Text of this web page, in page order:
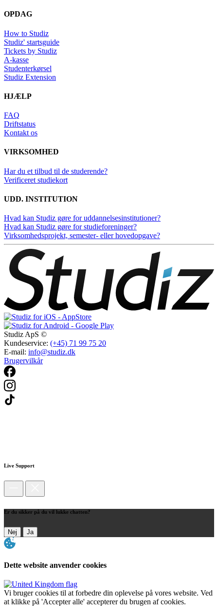
OPDAG
How to Studiz
Studiz' startsguide
Tickets by Studiz
A-kasse
Studenterkørsel
Studiz Extension
HJÆLP
FAQ
Driftstatus
Kontakt os
VIRKSOMHED
Har du et tilbud til de studerende?
Verificeret studiekort
UDD. INSTITUTION
Hvad kan Studiz gøre for uddannelsesinstitutioner?
Hvad kan Studiz gøre for studieforeninger?
Virksomhedsprojekt, semester- eller hovedopgave?
Studiz ApS ©
Kundeservice: (+45) 71 99 75 20
E-mail: info@studiz.dk
Brugervilkår
Live Support
Er du sikker på du vil lukke chatten?
Nej Ja
Dette website anvender cookies
Vi bruger cookies til at forbedre din oplevelse på vores website. Ved
at klikke på 'Accepter alle' accepterer du brugen af cookies.